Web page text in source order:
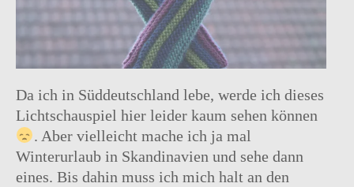
Da ich in Süddeutschland lebe, werde ich dieses
Lichtschauspiel hier leider kaum sehen können
. Aber vielleicht mache ich ja mal
Winterurlaub in Skandinavien und sehe dann
eines. Bis dahin muss ich mich halt an den